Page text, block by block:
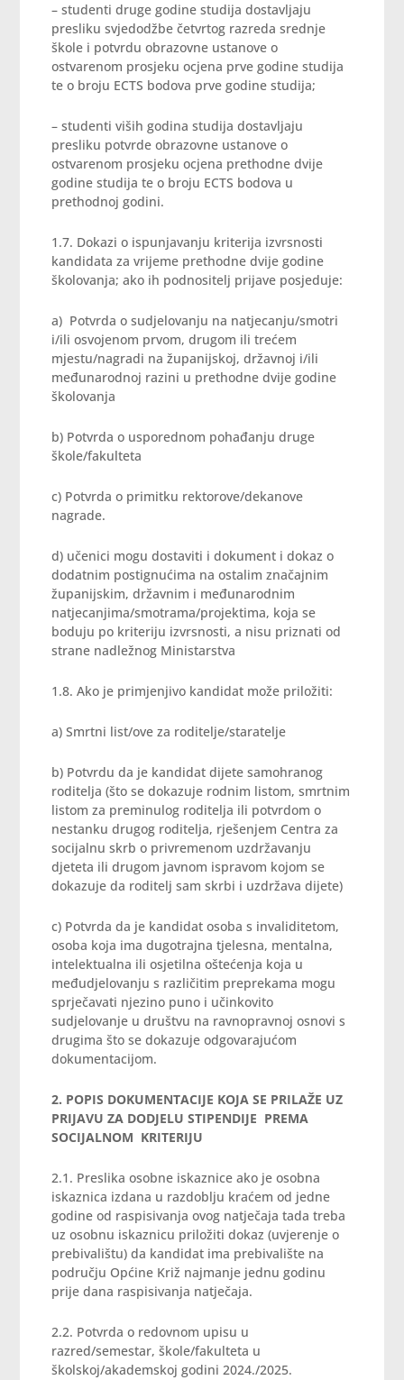
– studenti druge godine studija dostavljaju
presliku svjedodžbe četvrtog razreda srednje
škole i potvrdu obrazovne ustanove o
ostvarenom prosjeku ocjena prve godine studija
te o broju ECTS bodova prve godine studija;
– studenti viših godina studija dostavljaju
presliku potvrde obrazovne ustanove o
ostvarenom prosjeku ocjena prethodne dvije
godine studija te o broju ECTS bodova u
prethodnoj godini.
1.7. Dokazi o ispunjavanju kriterija izvrsnosti
kandidata za vrijeme prethodne dvije godine
školovanja; ako ih podnositelj prijave posjeduje:
a) Potvrda o sudjelovanju na natjecanju/smotri
i/ili osvojenom prvom, drugom ili trećem
mjestu/nagradi na županijskoj, državnoj i/ili
međunarodnoj razini u prethodne dvije godine
školovanja
b) Potvrda o usporednom pohađanju druge
škole/fakulteta
c) Potvrda o primitku rektorove/dekanove
nagrade.
d) učenici mogu dostaviti i dokument i dokaz o
dodatnim postignućima na ostalim značajnim
županijskim, državnim i međunarodnim
natjecanjima/smotrama/projektima, koja se
boduju po kriteriju izvrsnosti, a nisu priznati od
strane nadležnog Ministarstva
1.8. Ako je primjenjivo kandidat može priložiti:
a) Smrtni list/ove za roditelje/staratelje
b) Potvrdu da je kandidat dijete samohranog
roditelja (što se dokazuje rodnim listom, smrtnim
listom za preminulog roditelja ili potvrdom o
nestanku drugog roditelja, rješenjem Centra za
socijalnu skrb o privremenom uzdržavanju
djeteta ili drugom javnom ispravom kojom se
dokazuje da roditelj sam skrbi i uzdržava dijete)
c) Potvrda da je kandidat osoba s invaliditetom,
osoba koja ima dugotrajna tjelesna, mentalna,
intelektualna ili osjetilna oštećenja koja u
međudjelovanju s različitim preprekama mogu
sprječavati njezino puno i učinkovito
sudjelovanje u društvu na ravnopravnoj osnovi s
drugima što se dokazuje odgovarajućom
dokumentacijom.
2. POPIS DOKUMENTACIJE KOJA SE PRILAŽE UZ
PRIJAVU ZA DODJELU STIPENDIJE PREMA
SOCIJALNOM KRITERIJU
2.1. Preslika osobne iskaznice ako je osobna
iskaznica izdana u razdoblju kraćem od jedne
godine od raspisivanja ovog natječaja tada treba
uz osobnu iskaznicu priložiti dokaz (uvjerenje o
prebivalištu) da kandidat ima prebivalište na
području Općine Križ najmanje jednu godinu
prije dana raspisivanja natječaja.
2.2. Potvrda o redovnom upisu u
razred/semestar, škole/fakulteta u
školskoj/akademskoj godini 2024./2025.